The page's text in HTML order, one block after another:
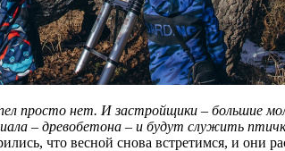
просто нет. И застройщики – большие
– древобетона – и будут служить
что весной снова встретимся, и они